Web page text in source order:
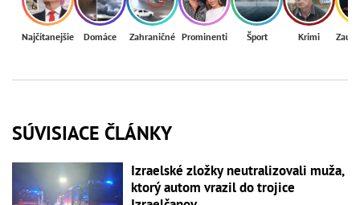
Najčítanejšie Domáce Zahraničné Prominenti Šport Krimi
SÚVISIACE ČLÁNKY
Izraelské zložky neutralizovali muža,
ktorý autom vrazil do trojice